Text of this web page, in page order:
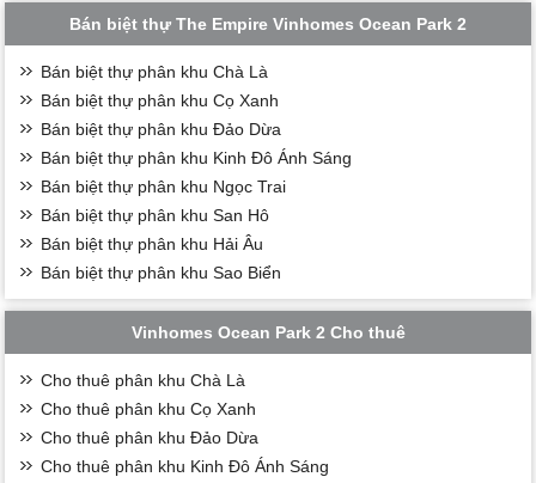
Bán biệt thự The Empire Vinhomes Ocean Park 2
Bán biệt thự phân khu Chà Là
Bán biệt thự phân khu Cọ Xanh
Bán biệt thự phân khu Đảo Dừa
Bán biệt thự phân khu Kinh Đô Ánh Sáng
Bán biệt thự phân khu Ngọc Trai
Bán biệt thự phân khu San Hô
Bán biệt thự phân khu Hải Âu
Bán biệt thự phân khu Sao Biển
Vinhomes Ocean Park 2 Cho thuê
Cho thuê phân khu Chà Là
Cho thuê phân khu Cọ Xanh
Cho thuê phân khu Đảo Dừa
Cho thuê phân khu Kinh Đô Ánh Sáng